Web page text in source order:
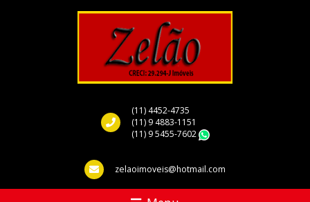
(11) 4452-4735
(11) 9 4883-1151
(11) 9 5455-7602
zelaoimoveis@hotmail.com